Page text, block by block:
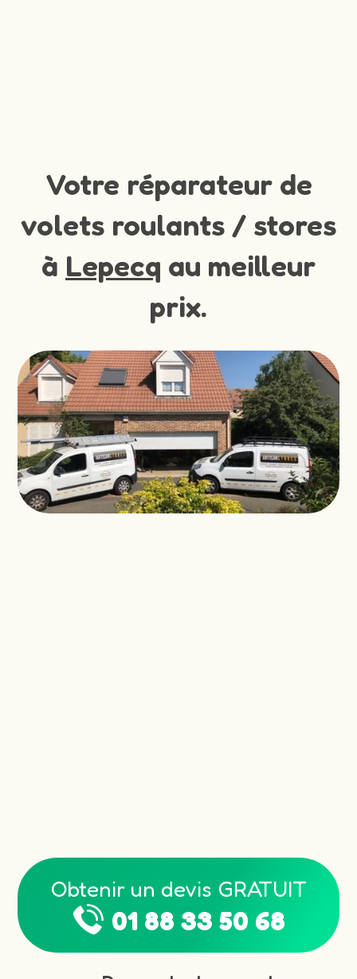
Votre réparateur de
volets roulants / stores
à Lepecq au meilleur
prix.
Obtenir un devis GRATUIT
01 88 33 50 68